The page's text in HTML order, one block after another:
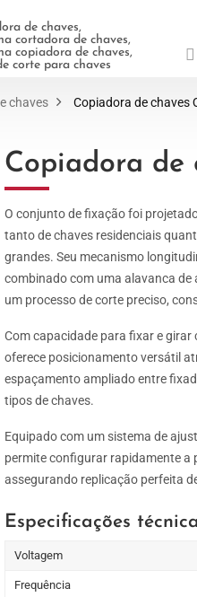
de chaves,
cortadora de chaves,
copiadora de chaves,
corte para chaves
chaves Copiadora de chaves
Copiadora de
O conjunto de fixação foi
tanto de chaves residenciais
grandes. Seu mecanismo
combinado com uma alavanca
um processo de corte preciso,
Com capacidade para fixar e
oferece posicionamento versátil
espaçamento ampliado entre
tipos de chaves.
Equipado com um sistema de
permite configurar rapidamente a
assegurando replicação perfeita
Especificações
Voltagem
Frequência